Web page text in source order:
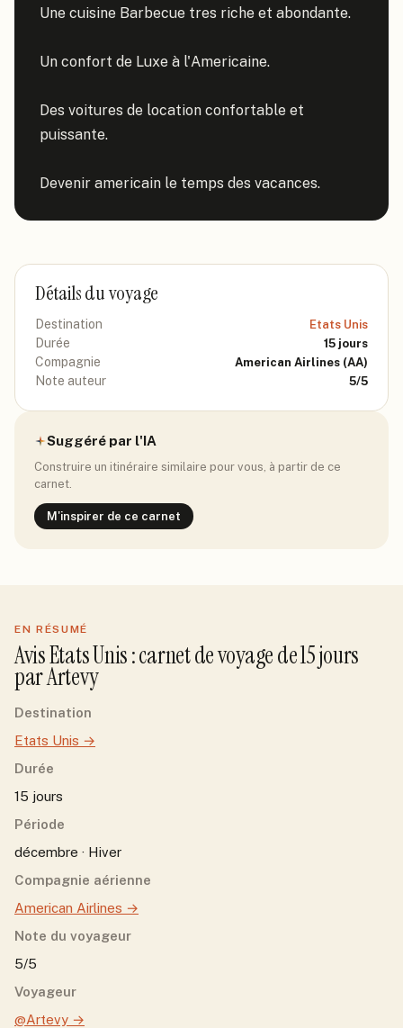
Une cuisine Barbecue tres riche et abondante.
Un confort de Luxe à l'Americaine.
Des voitures de location confortable et
puissante.
Devenir americain le temps des vacances.
Détails du voyage
Destination Etats Unis
Durée 15 jours
Compagnie American Airlines (AA)
Note auteur 5/5
Suggéré par l'IA
Construire un itinéraire similaire pour vous, à partir de ce
carnet.
M'inspirer de ce carnet
EN RÉSUMÉ
AvisEtats Unis: carnet de voyage de15jours
parArtevy
Destination
Etats Unis →
Durée
15 jours
Période
décembre · Hiver
Compagnie aérienne
American Airlines →
Note du voyageur
5/5
Voyageur
@Artevy →